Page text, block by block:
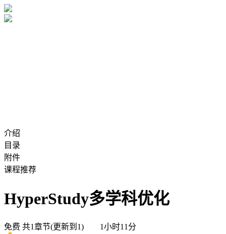
介绍
目录
附件
课程推荐
HyperStudy多学科优化
免费 共1章节(更新到1) 1小时11分